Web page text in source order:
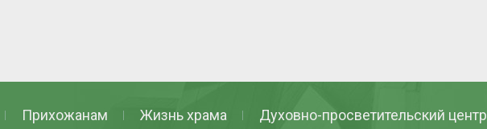
Прихожанам Жизнь храма Духовно-просветительский центр